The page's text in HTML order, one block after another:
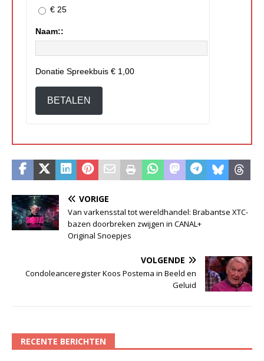
€ 25
Naam::
Donatie Spreekbuis € 1,00
BETALEN
VORIGE
Van varkensstal tot wereldhandel: Brabantse XTC-
bazen doorbreken zwijgen in CANAL+
Original Snoepjes
VOLGENDE
Condoleanceregister Koos Postema in Beeld en
Geluid
RECENTE BERICHTEN